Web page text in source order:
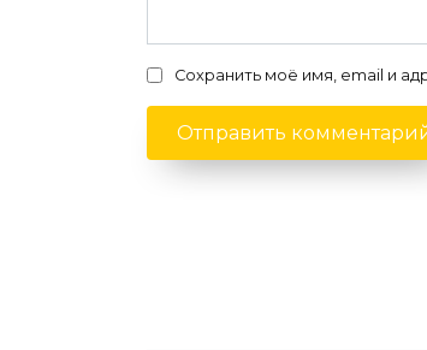
Сохранить моё имя, email и